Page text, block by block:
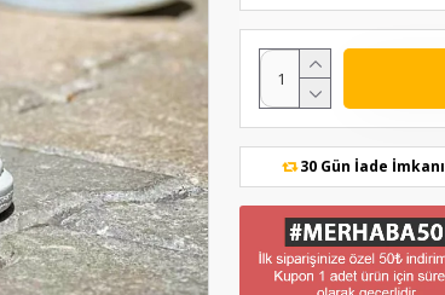
30 Gün İade İmkanı